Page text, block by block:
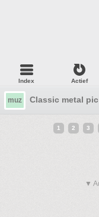
Index Actief
muz Classic metal
1 2 3
▼